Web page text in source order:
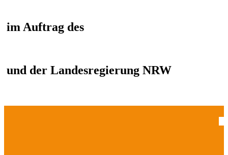
im Auftrag des
und der Landesregierung NRW